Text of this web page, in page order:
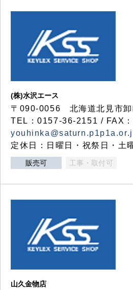
(株)水沢エース
〒090-0056 北海道北見市卸
TEL：0157-36-2151 / FAX
定休日：日曜日・祝祭日・土
販売可 工事・取付可
山久金物店